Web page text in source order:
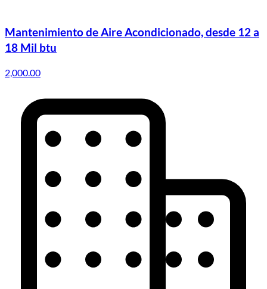
Mantenimiento de Aire Acondicionado, desde 12 a
18 Mil btu
2,000.00